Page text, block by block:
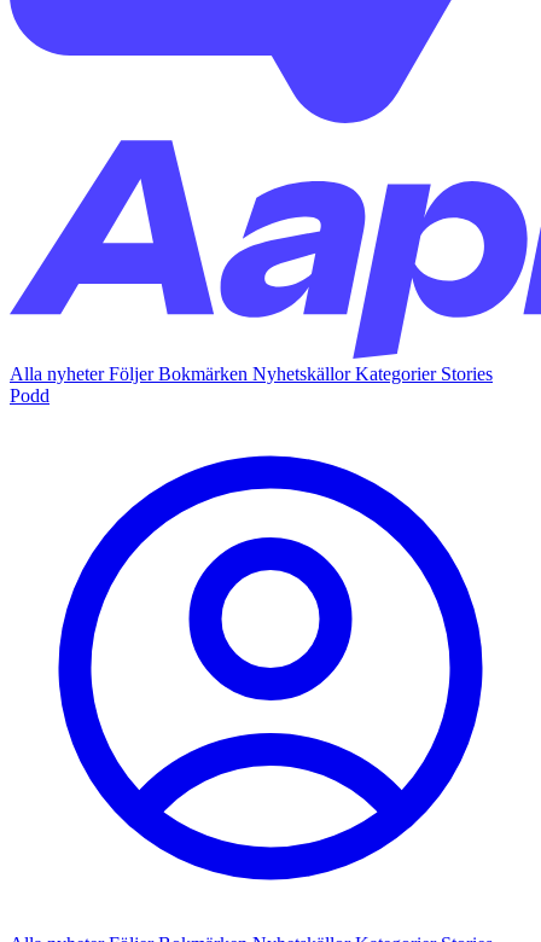
Alla nyheterFöljerBokmärken NyhetskällorKategorier Stories
Podd